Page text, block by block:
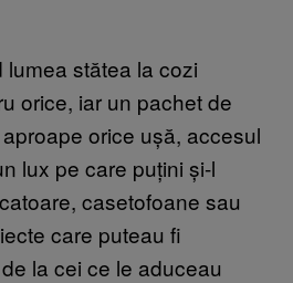
stătea la cozi
orice, iar un pachet de
orice ușă, accesul
lux pe care puțini și-l
casetofoane sau
care puteau fi
la cei ce le aduceau